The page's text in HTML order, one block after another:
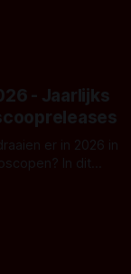
- Jaarlijks
er in 2026 in
In dit